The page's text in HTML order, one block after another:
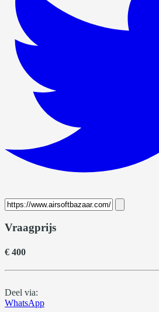
Vraagprijs
€ 400
Deel via:
WhatsApp